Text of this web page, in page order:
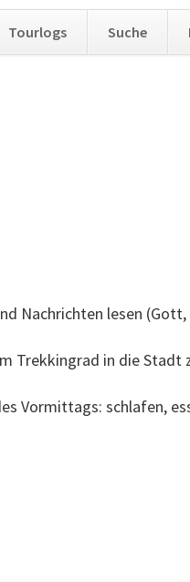
Tourlogs Suche
Nachrichten lesen
Trekkingrad in die
Vormittags: schlafen,